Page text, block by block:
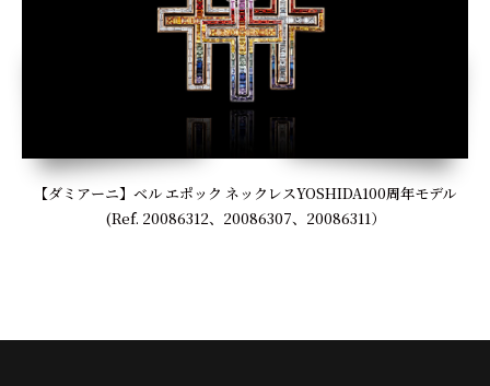
【ダミアーニ】ベル エポック ネックレスYOSHIDA100周年モデル
(Ref. 20086312、20086307、20086311）